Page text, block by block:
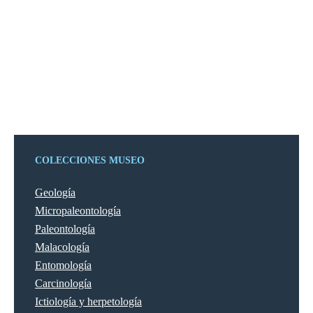
COLECCIONES MUSEO
Geología
Micropaleontología
Paleontología
Malacología
Entomología
Carcinología
Ictiología y herpetología